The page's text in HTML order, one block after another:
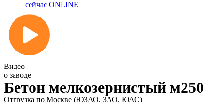
сейчас ONLINE
Видео
о заводе
Бетон мелкозернистый м250
Отгрузка по Москве (ЮЗАО, ЗАО, ЮАО)